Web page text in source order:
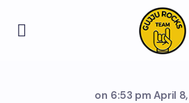
on 6:53 pm April